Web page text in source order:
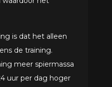
is dat het alleen
de training.
meer spiermassa
uur per dag hoger